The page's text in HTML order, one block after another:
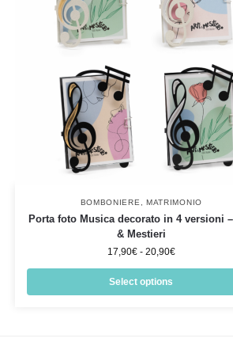
BOMBONIERE MATRIMONIO
Porta foto Musica decorato in 4 versioni
& Mestieri
17,90€ - 20,90€
Select options